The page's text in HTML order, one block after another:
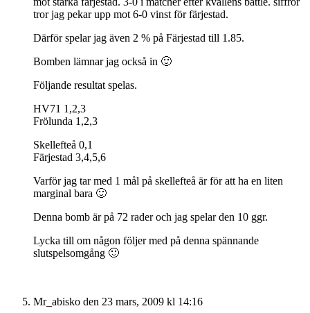
tror jag pekar upp mot 6-0 vinst för färjestad.
Därför spelar jag även 2 % på Färjestad till 1.85.
Bomben lämnar jag också in 🙂
Följande resultat spelas.
HV71 1,2,3
Frölunda 1,2,3
Skellefteå 0,1
Färjestad 3,4,5,6
Varför jag tar med 1 mål på skellefteå är för att ha en liten
marginal bara 🙂
Denna bomb är på 72 rader och jag spelar den 10 ggr.
Lycka till om någon följer med på denna spännande
slutspelsomgång 🙂
Mr_abisko den 23 mars, 2009 kl 14:16